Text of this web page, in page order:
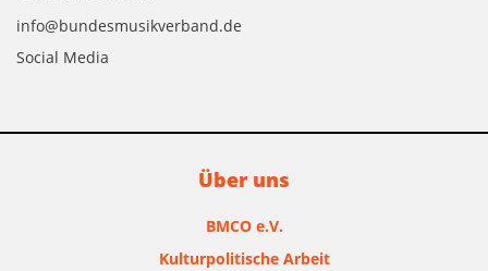
info@bundesmusikverband.de
Social Media
Über uns
BMCO e.V.
Kulturpolitische Arbeit